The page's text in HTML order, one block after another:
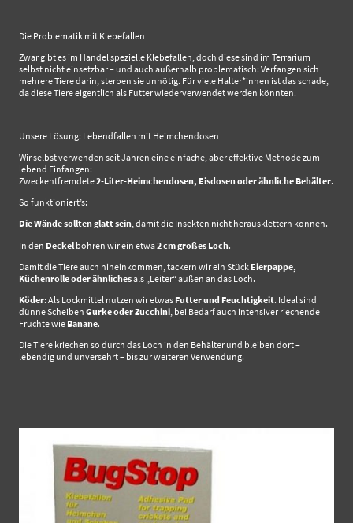
Die Problematik mit Klebefallen
Zwar gibt es im Handel spezielle Klebefallen, doch diese sind im Terrarium
selbst nicht einsetzbar – und auch außerhalb problematisch: Verfangen sich
mehrere Tiere darin, sterben sie unnötig. Für viele Halter*innen ist das schade,
da diese Tiere eigentlich als Futter wiederverwendet werden könnten.
Unsere Lösung: Lebendfallen mit Heimchendosen
Wir selbst verwenden seit Jahren eine einfache, aber effektive Methode zum
lebend Einfangen:
Zweckentfremdete2-Liter-Heimchendosen, Eisdosen oder ähnliche Behälter.
So funktioniert’s:
Die Wände sollten glatt sein, damit die Insekten nicht herausklettern können.
In den Deckel bohren wir ein etwa2 cm großes Loch.
Damit die Tiere auch hineinkommen, tackern wir ein Stück Eierpappe,
Küchenrolle oder ähnlichesals „Leiter“ außen an das Loch.
Köder: Als Lockmittel nutzen wir etwas Futter und Feuchtigkeit. Ideal sind
dünne Scheiben Gurke oder Zucchini, bei Bedarf auch intensiver riechende
Früchte wie Banane.
Die Tiere kriechen so durch das Loch in den Behälter und bleiben dort –
lebendig und unversehrt – bis zur weiteren Verwendung.